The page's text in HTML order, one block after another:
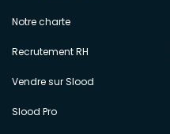
Notre charte
Recrutement RH
Vendre sur Slood
Slood Pro